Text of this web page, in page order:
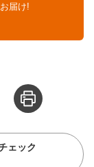
届け!
ェック